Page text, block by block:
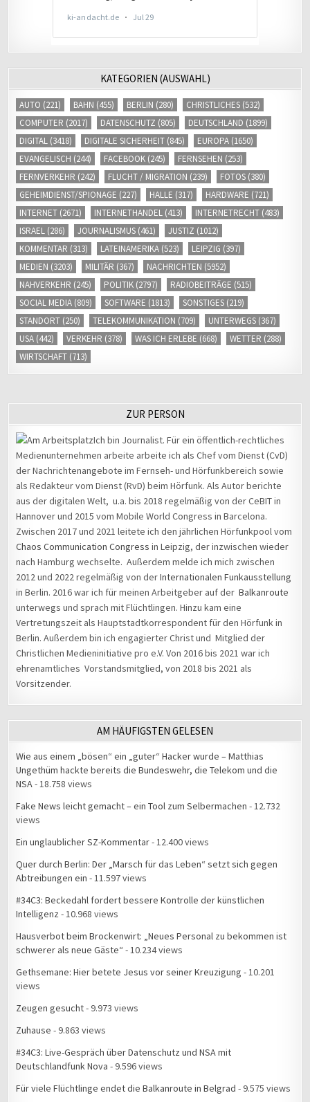
KATEGORIEN (AUSWAHL)
AUTO (221) BAHN (455) BERLIN (280) CHRISTLICHES (532)
COMPUTER (2017) DATENSCHUTZ (805) DEUTSCHLAND (1899)
DIGITAL (3418) DIGITALE SICHERHEIT (845) EUROPA (1650)
EVANGELISCH (244) FACEBOOK (245) FERNSEHEN (253)
FERNVERKEHR (242) FLUCHT / MIGRATION (239) FOTOS (380)
GEHEIMDIENST/SPIONAGE (227) HALLE (317) HARDWARE (721)
INTERNET (2671) INTERNETHANDEL (413) INTERNETRECHT (483)
ISRAEL (286) JOURNALISMUS (461) JUSTIZ (1012)
KOMMENTAR (313) LATEINAMERIKA (523) LEIPZIG (397)
MEDIEN (3203) MILITÄR (367) NACHRICHTEN (5952)
NAHVERKEHR (245) POLITIK (2797) RADIOBEITRÄGE (515)
SOCIAL MEDIA (809) SOFTWARE (1813) SONSTIGES (219)
STANDORT (250) TELEKOMMUNIKATION (709) UNTERWEGS (367)
USA (442) VERKEHR (378) WAS ICH ERLEBE (668) WETTER (288)
WIRTSCHAFT (713)
ZUR PERSON
Ich bin Journalist. Für ein öffentlich-rechtliches
Medienunternehmen arbeite arbeite ich als Chef vom Dienst (CvD)
der Nachrichtenangebote im Fernseh- und Hörfunkbereich sowie
als Redakteur vom Dienst (RvD) beim Hörfunk. Als Autor berichte
aus der digitalen Welt, u.a. bis 2018 regelmäßig von der CeBIT in
Hannover und 2015 vom Mobile World Congress in Barcelona.
Zwischen 2017 und 2021 leitete ich den jährlichen Hörfunkpool vom
Chaos Communication Congress in Leipzig, der inzwischen wieder
nach Hamburg wechselte. Außerdem melde ich mich zwischen
2012 und 2022 regelmäßig von derInternationalen Funkausstellung
in Berlin. 2016 war ich für meinen Arbeitgeber auf derBalkanroute
unterwegs und sprach mit Flüchtlingen. Hinzu kam eine
Vertretungszeit als Hauptstadtkorrespondent für den Hörfunk in
Berlin. Außerdem bin ich engagierter Christ und Mitglied der
Christlichen Medieninitiative pro e.V. Von 2016 bis 2021 war ich
ehrenamtliches Vorstandsmitglied, von 2018 bis 2021 als
Vorsitzender.
AM HÄUFIGSTEN GELESEN
Wie aus einem „bösen“ ein „guter“ Hacker wurde – Matthias
Ungethüm hackte bereits die Bundeswehr, die Telekom und die
NSA- 18.758 views
Fake News leicht gemacht – ein Tool zum Selbermachen - 12.732
views
Ein unglaublicher SZ-Kommentar- 12.400 views
Quer durch Berlin: Der „Marsch für das Leben“ setzt sich gegen
Abtreibungen ein - 11.597 views
#34C3: Beckedahl fordert bessere Kontrolle der künstlichen
Intelligenz - 10.968 views
Hausverbot beim Brockenwirt: „Neues Personal zu bekommen ist
schwerer als neue Gäste“ - 10.234 views
Gethsemane: Hier betete Jesus vor seiner Kreuzigung - 10.201
views
Zeugen gesucht- 9.973 views
Zuhause - 9.863 views
#34C3: Live-Gespräch über Datenschutz und NSA mit
Deutschlandfunk Nova - 9.596 views
Für viele Flüchtlinge endet die Balkanroute in Belgrad - 9.575 views